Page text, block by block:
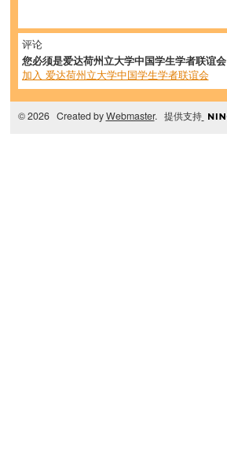
评论
您必须是爱达荷州立大学中国学生学者联谊
加入 爱达荷州立大学中国学生学者联谊会
© 2026 Created byWebmaster. 提供支持